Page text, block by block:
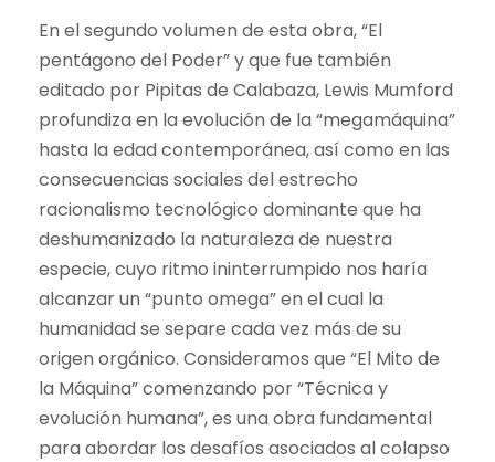
En el segundo volumen de esta obra, “El
pentágono del Poder” y que fue también
editado por Pipitas de Calabaza, Lewis Mumford
profundiza en la evolución de la “megamáquina”
hasta la edad contemporánea, así como en las
consecuencias sociales del estrecho
racionalismo tecnológico dominante que ha
deshumanizado la naturaleza de nuestra
especie, cuyo ritmo ininterrumpido nos haría
alcanzar un “punto omega” en el cual la
humanidad se separe cada vez más de su
origen orgánico. Consideramos que “El Mito de
la Máquina” comenzando por “Técnica y
evolución humana”, es una obra fundamental
para abordar los desafíos asociados al colapso